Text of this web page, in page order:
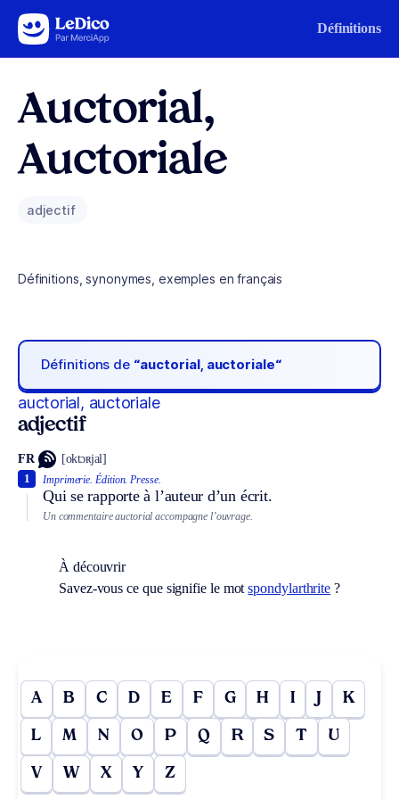
Aller au contenu Définitions
Auctorial,
Auctoriale
adjectif
Définitions, synonymes, exemples en français
Définitions de “auctorial, auctoriale“
auctorial, auctoriale
adjectif
FR [oktɔʀjal]
Imprimerie. Édition. Presse.
Qui se rapporte à l’auteur d’un écrit.
1
Un commentaire auctorial accompagne l’ouvrage.
À découvrir
Savez-vous ce que signifie le motspondylarthrite ?
A B C D E F G H I J K
L M N O P Q R S T U
V W X Y Z